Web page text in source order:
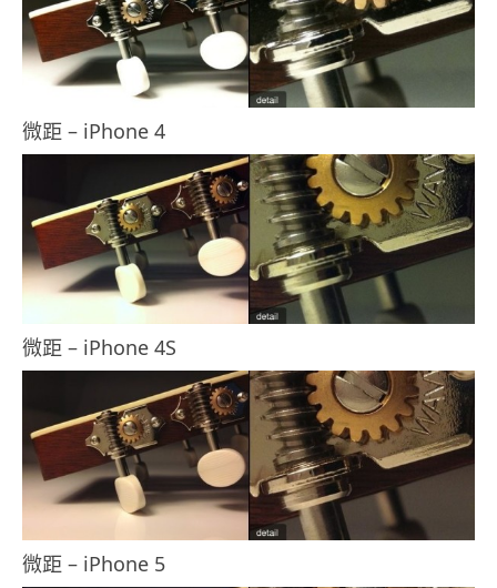
微距 – iPhone 4
微距 – iPhone 4S
微距 – iPhone 5